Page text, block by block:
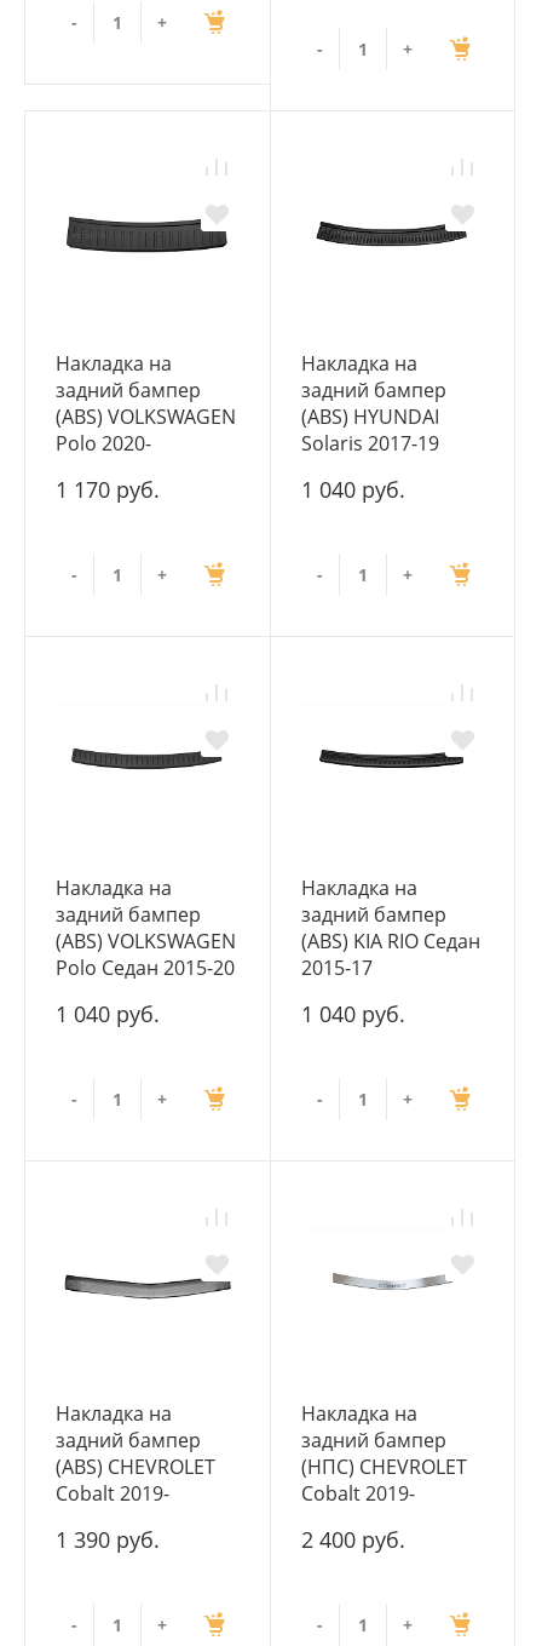
- +
- +
Накладка на
задний бампер
(ABS) VOLKSWAGEN
Polo 2020-
1 170 руб.
- +
Накладка на
задний бампер
(ABS) HYUNDAI
Solaris 2017-19
1 040 руб.
- +
Накладка на
задний бампер
(ABS) VOLKSWAGEN
Polo Седан 2015-20
1 040 руб.
- +
Накладка на
задний бампер
(ABS) KIA RIO Седан
2015-17
1 040 руб.
- +
Накладка на
задний бампер
(ABS) CHEVROLET
Cobalt 2019-
1 390 руб.
- +
Накладка на
задний бампер
(НПС) CHEVROLET
Cobalt 2019-
2 400 руб.
- +